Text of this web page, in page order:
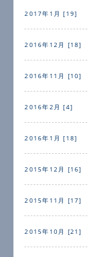
2017年1月 [19]
2016年12月 [18]
2016年11月 [10]
2016年2月 [4]
2016年1月 [18]
2015年12月 [16]
2015年11月 [17]
2015年10月 [21]